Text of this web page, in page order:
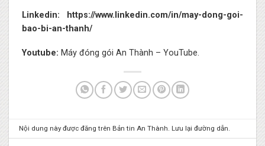
Linkedin:
https://www.linkedin.com/in/may-dong-goi-
bao-bi-an-thanh/
Youtube: Máy đóng gói An Thành – YouTube.
Nội dung này được đăng trên Bản tin An Thành . Lưu lạiđường dẫn